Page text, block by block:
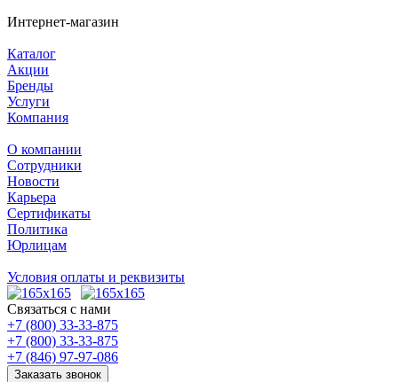
Интернет-магазин
Каталог
Акции
Бренды
Услуги
Компания
О компании
Сотрудники
Новости
Карьера
Сертификаты
Политика
Юрлицам
Условия оплаты и реквизиты
Связаться с нами
+7 (800) 33-33-875
+7 (800) 33-33-875
+7 (846) 97-97-086
Заказать звонок